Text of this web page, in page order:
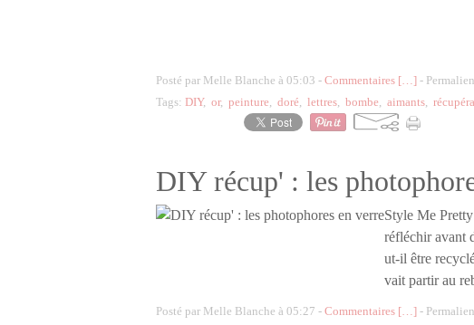
Posté par Melle Blanche à 05:03 - Commentaires […] -
Tags: DIY, or, peinture, doré, lettres, bombe, aimants,
DIY récup' : les
Style Me
réfléchir avant
ut-il être
vait partir au
Posté par Melle Blanche à 05:27 - Commentaires […] -